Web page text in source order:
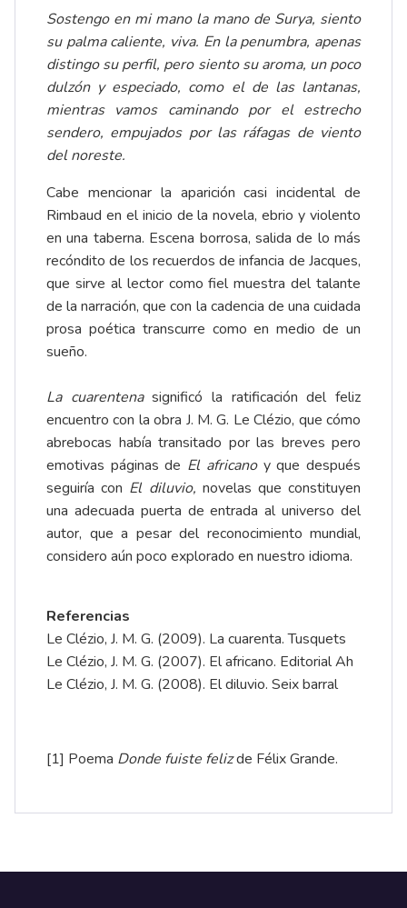
Sostengo en mi mano la mano de Surya, siento
su palma caliente, viva. En la penumbra, apenas
distingo su perfil, pero siento su aroma, un poco
dulzón y especiado, como el de las lantanas,
mientras vamos caminando por el estrecho
sendero, empujados por las ráfagas de viento
del noreste.
Cabe mencionar la aparición casi incidental de
Rimbaud en el inicio de la novela, ebrio y violento
en una taberna. Escena borrosa, salida de lo más
recóndito de los recuerdos de infancia de Jacques,
que sirve al lector como fiel muestra del talante
de la narración, que con la cadencia de una cuidada
prosa poética transcurre como en medio de un
sueño.
La cuarentenasignificó la ratificación del feliz
encuentro con la obra J. M. G. Le Clézio, que cómo
abrebocas había transitado por las breves pero
emotivas páginas de El africano y que después
seguiría con El diluvio, novelas que constituyen
una adecuada puerta de entrada al universo del
autor, que a pesar del reconocimiento mundial,
considero aún poco explorado en nuestro idioma.
Referencias
Le Clézio, J. M. G. (2009). La cuarenta. Tusquets
Le Clézio, J. M. G. (2007). El africano. Editorial Ah
Le Clézio, J. M. G. (2008). El diluvio. Seix barral
[1] Poema Donde fuiste felizde Félix Grande.